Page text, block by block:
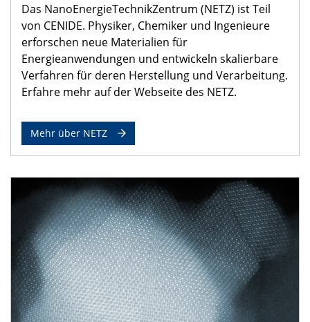
Das NanoEnergieTechnikZentrum (NETZ) ist Teil
von CENIDE. Physiker, Chemiker und Ingenieure
erforschen neue Materialien für
Energieanwendungen und entwickeln skalierbare
Verfahren für deren Herstellung und Verarbeitung.
Erfahre mehr auf der Webseite des NETZ.
Mehr über NETZ